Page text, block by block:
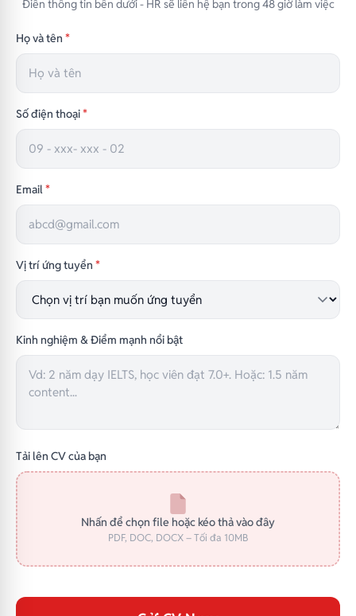
Điền thông tin bên dưới - HR sẽ liên hệ bạn trong 48 giờ làm việc
Họ và tên *
Số điện thoại*
Email*
Vị trí ứng tuyển *
Kinh nghiệm & Điểm mạnh nổi bật
Tải lên CV của bạn
Nhấn để chọn file hoặc kéo thả vào đây
PDF, DOC, DOCX – Tối đa 10MB